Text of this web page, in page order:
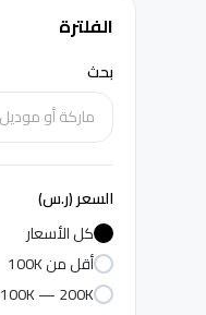
الفلترة
بحث
السعر (ر.س)
كل الأسعار
أقل من 100K
100K — 200K